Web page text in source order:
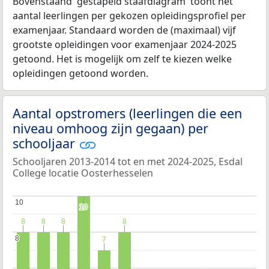
aantal leerlingen per gekozen opleidingsprofiel per
examenjaar. Standaard worden de (maximaal) vijf
grootste opleidingen voor examenjaar 2024-2025
getoond. Het is mogelijk om zelf te kiezen welke
opleidingen getoond worden.
Aantal opstromers (leerlingen die een
niveau omhoog zijn gegaan) per
schooljaar
Schooljaren 2013-2014 tot en met 2024-2025, Esdal
College locatie Oosterhesselen
8
8
10
10
8
8 8
8 8
8
10
10
7
7
8
8